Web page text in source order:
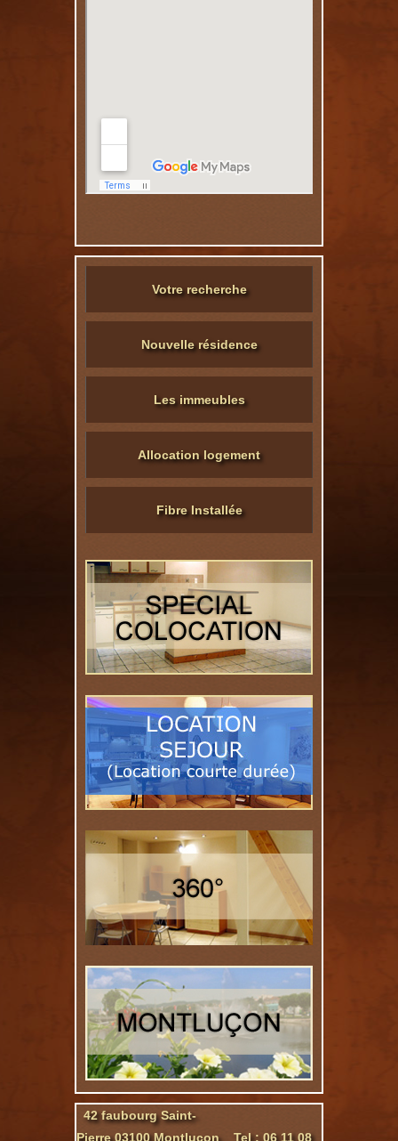
Votre recherche
Nouvelle résidence
Les immeubles
Allocation logement
Fibre Installée
42 faubourg Saint-
Pierre 03100 Montluçon Tel : 06 11 08